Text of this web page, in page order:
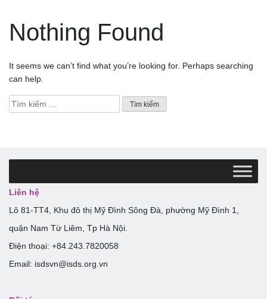
Nothing Found
It seems we can’t find what you’re looking for. Perhaps searching
can help.
Tìm
kiếm
Liên hệ
Lô 81-TT4, Khu đô thị Mỹ Đình Sông Đà, phường Mỹ Đình 1,
quận Nam Từ Liêm, Tp Hà Nội.
Điện thoại: +84.243.7820058
Email: isdsvn@isds.org.vn